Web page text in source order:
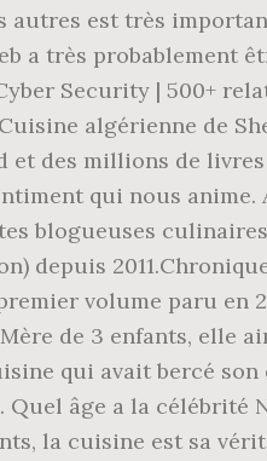
est très
a très probablement
Security | 500+
algérienne de
des millions de
qui nous
blogueuses
depuis
volume paru en
de 3 enfants, elle
qui avait bercé
âge a la célébrité
la cuisine est sa